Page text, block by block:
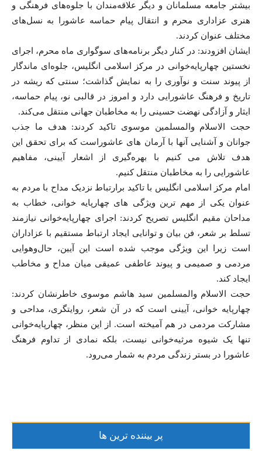
بیشتر جامعه مسلمانان و دیگر علاقه‌مندان با جلوه‌های فرهنگی و
هنری عزاداری محرم و انتقال پیام حماسه عاشورا به نسل‌های
مختلف عنوان کردند.
ایشان افزودند: در کنار دیگر برنامه‌های سوگواری ماه محرم، اجرای
نخستین چهارپایه‌خوانی در مرکز اسلامی انگلیس، جلوه‌ای ماندگار
از پیوند سنت و نوآوری را به نمایش گذاشت؛ سنتی که ریشه در
تاریخ و فرهنگ عاشورایی دارد و امروز در قالبی نو، پیام حماسه،
ایثار و آزادگی نهضت حسینی را به مخاطبان جهانی منتقل می‌کند.
حجت الاسلام والمسلمین موسوی تاکید کردند: هدف ما جذب
جوانان و آشنایی آنها با آرمان های عاشوراست که برای تحقق این
هدف تلاش می کنیم با بهره‌گیری از اشعار آیینی، مفاهیم
عاشورایی را به مخاطبان منتقل کنیم.
امام مرکز اسلامی انگلیس با تاکید برارتباط نزدیک مداح با مردم به
عنوان یکی از مهم ترین ویژگی های چهارپایه خوانی، خطاب به
مداحان مقیم انگلیس تصریح کردند: اجرای چهارپایه‌خوانی نیازمند
تسلط بر شعر، فن بیان و توانایی ایجاد ارتباط مستقیم با عزاداران
است زیرا این ویژگی موجب شده است این آیین، حال‌وهوایی
مردمی و صمیمی و پیوند عاطفی عمیقی میان مداح و مخاطب
ایجاد کند.
حجت الاسلام والمسلمین سید هاشم موسوی خاطرنشان کردند:
چهارپایه خوانی، آیینی است که در آن شعر، روایتگری، مداحی و
مشارکت مردمی در هم آمیخته است. از این منظر، چهارپایه‌خوانی
تنها یک شیوه مرثیه‌خوانی نیست، بلکه نمادی از تداوم فرهنگ
عاشورا در بستر زندگی مردم به شمار می‌رود.
پر بیننده ترین ها